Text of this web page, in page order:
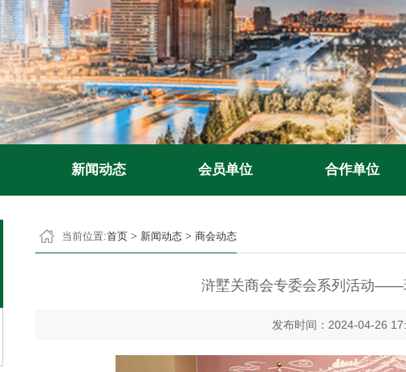
新闻动态 会员单位 合作单位
当前位置:首页 > 新闻动态 > 商会动态
浒墅关商会专委会系列活动——
发布时间：2024-04-26